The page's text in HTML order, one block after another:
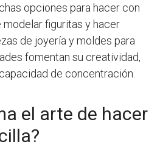
opciones para hacer con
modelar figuritas y hacer
de joyería y moldes para
fomentan su creatividad,
de concentración.
el arte de hacer